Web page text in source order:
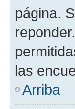
página.
las
Arriba